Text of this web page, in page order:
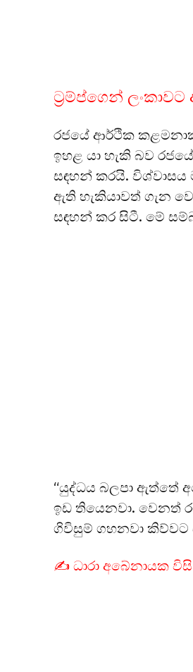
ට්‍රම්ප්ගෙන් ලංකාවට
රජයේ ආර්ථික
ඉහළ යා හැකි බව
සඳහන් කරයි. විශ්වාසය
ඇති හැකියාවත් ගැන
සඳහන් කර සිටී. මේ
“යුද්ධය බලපා ඇත්තේ
ඉඩ තියෙනවා. වෙනත්
ගිවිසුම් ගහනවා කිව්වට
✍️ ධාරා අබේනායක